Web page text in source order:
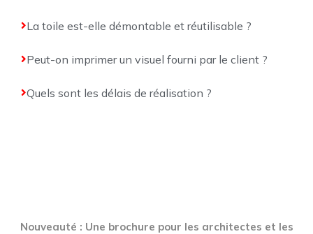
La toile est-elle démontable et réutilisable ?
Peut-on imprimer un visuel fourni par le client ?
Quels sont les délais de réalisation ?
Nouveauté : Une brochure pour les architectes et les